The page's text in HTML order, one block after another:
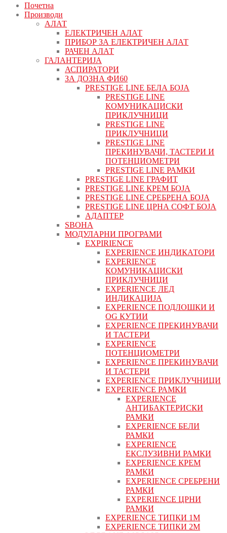
Почетна
Производи
АЛАТ
ЕЛЕКТРИЧЕН АЛАТ
ПРИБОР ЗА ЕЛЕКТРИЧЕН АЛАТ
РАЧЕН АЛАТ
ГАЛАНТЕРИЈА
АСПИРАТОРИ
ЗА ДОЗНА ФИ60
PRESTIGE LINE БЕЛА БОЈА
PRESTIGE LINE
КОМУНИКАЦИСКИ
ПРИКЛУЧНИЦИ
PRESTIGE LINE
ПРИКЛУЧНИЦИ
PRESTIGE LINE
ПРЕКИНУВАЧИ, ТАСТЕРИ И
ПОТЕНЦИОМЕТРИ
PRESTIGE LINE РАМКИ
PRESTIGE LINE ГРАФИТ
PRESTIGE LINE КРЕМ БОЈА
PRESTIGE LINE СРЕБРЕНА БОЈА
PRESTIGE LINE ЦРНА СОФТ БОЈА
АДАПТЕР
ЅВОНА
МОДУЛАРНИ ПРОГРАМИ
EXPIRIENCE
EXPERIENCE ИНДИКАТОРИ
EXPERIENCE
КОМУНИКАЦИСКИ
ПРИКЛУЧНИЦИ
EXPERIENCE ЛЕД
ИНДИКАЦИЈА
EXPERIENCE ПОДЛОШКИ И
OG КУТИИ
EXPERIENCE ПРЕКИНУВАЧИ
И ТАСТЕРИ
EXPERIENCE
ПОТЕНЦИОМЕТРИ
EXPERIENCE ПРЕКИНУВАЧИ
И ТАСТЕРИ
EXPERIENCE ПРИКЛУЧНИЦИ
EXPERIENCE РАМКИ
EXPERIENCE
АНТИБАКТЕРИСКИ
РАМКИ
EXPERIENCE БЕЛИ
РАМКИ
EXPERIENCE
ЕКСЛУЗИВНИ РАМКИ
EXPERIENCE КРЕМ
РАМКИ
EXPERIENCE СРЕБРЕНИ
РАМКИ
EXPERIENCE ЦРНИ
РАМКИ
EXPERIENCE ТИПКИ 1M
EXPERIENCE ТИПКИ 2М